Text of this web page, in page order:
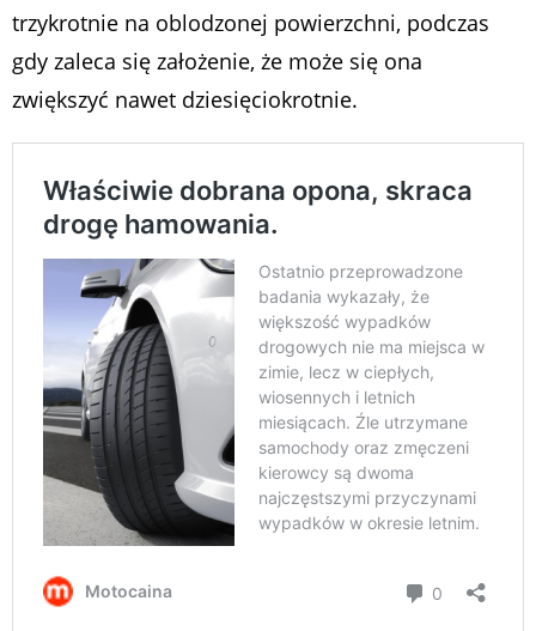
trzykrotnie na oblodzonej powierzchni, podczas
gdy zaleca się założenie, że może się ona
zwiększyć nawet dziesięciokrotnie.